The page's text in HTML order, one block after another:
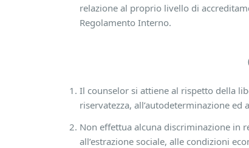
relazione al proprio livello di
Regolamento Interno.
Il counselor si attiene al rispetto della
riservatezza, all’autodeterminazione ed
Non effettua alcuna discriminazione in
all’estrazione sociale, alle condizioni